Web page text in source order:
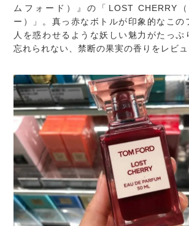
ムフォード）』の「LOST CHERRY
ー）」。真っ赤なボトルが印象的なこの
人を惑わせるような妖しい魅力がたっぷ
忘れられない、禁断の果実の香りをレビュ